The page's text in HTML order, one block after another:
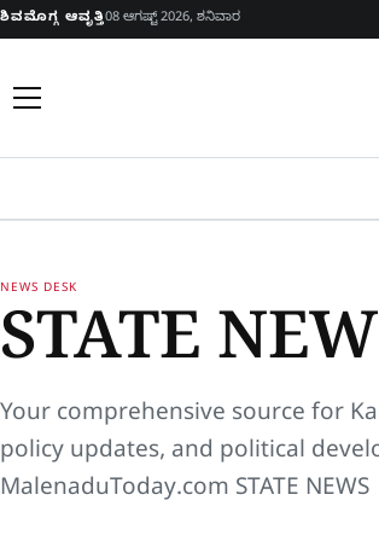
Skip to content
ಶಿವಮೊಗ್ಗ ಆವೃತ್ತಿ08 ಆಗಷ್ಟ್ 2026, ಶನಿವಾರ
NEWS DESK
STATE
Your comprehensive source for
policy updates, and political
MalenaduToday.com STATE NEWS